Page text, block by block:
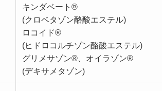
キンダベート®
(クロベタゾン酪酸エステル)
ロコイド®
(ヒドロコルチゾン酪酸エステル)
グリメサゾン®、オイラゾン®
(デキサメタゾン)